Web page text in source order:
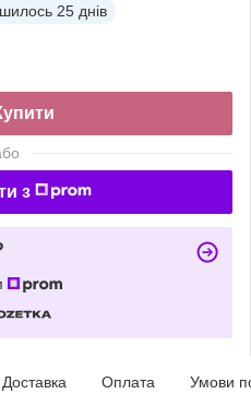
25 днів
з
Доставка Оплата Умови